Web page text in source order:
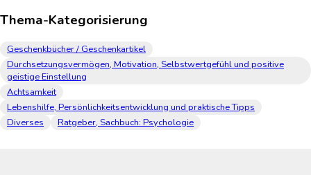
Thema-Kategorisierung
Geschenkbücher / Geschenkartikel
Durchsetzungsvermögen, Motivation, Selbstwertgefühl und positive
geistige Einstellung
Achtsamkeit
Lebenshilfe, Persönlichkeitsentwicklung und praktische Tipps
Diverses
Ratgeber, Sachbuch: Psychologie